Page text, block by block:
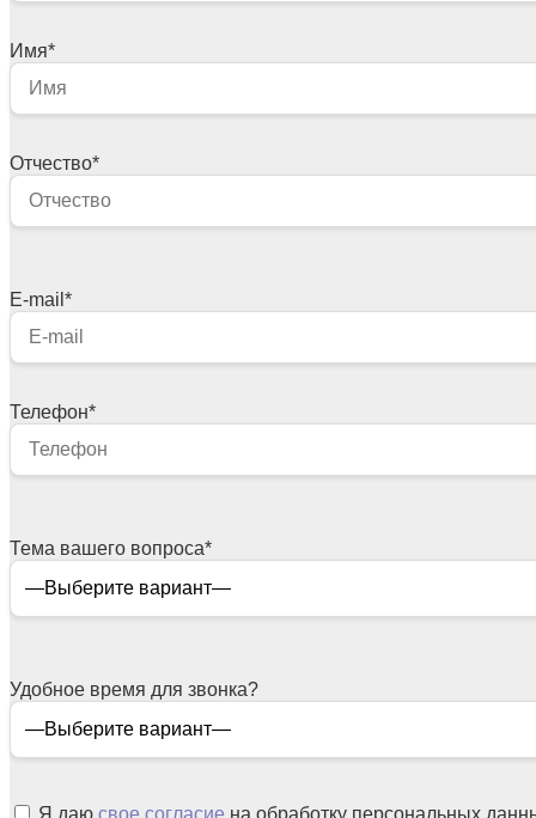
Имя*
Отчество*
E-mail *
Телефон*
Тема вашего вопроса*
Удобное время для звонка?
Я даю свое согласие на обработку персональных